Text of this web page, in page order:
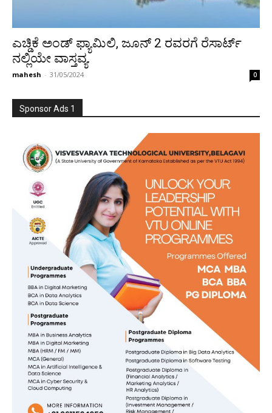
ಎಚ್ಡಿಕೆ ಅಂಡ್‌ ಫ್ಯಾಮಿಲಿ, ಜೂನ್ 2 ರವರಗೆ ರೆಸಾರ್ಟ್
ನಲ್ಲಿಯೇ ವಾಸ್ತವ್ಯ.
mahesh - 31/05/2024 0
Sponsor Ads 1